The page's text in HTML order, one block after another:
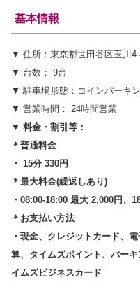
基本情報
▼ 住所：東京都世田谷区玉川
▼ 台数： 9台
▼ 駐車場形態：コインパーキ
▼ 営業時間： 24時間営業
▼ 料金・割引等：
＊普通料金
・ 15分 330円
＊最大料金(繰返しあり)
・08:00-18:00 最大 2,000円、
＊お支払い方法
・現金、クレジットカード、
算、タイムズポイント、パー
イムズビジネスカード